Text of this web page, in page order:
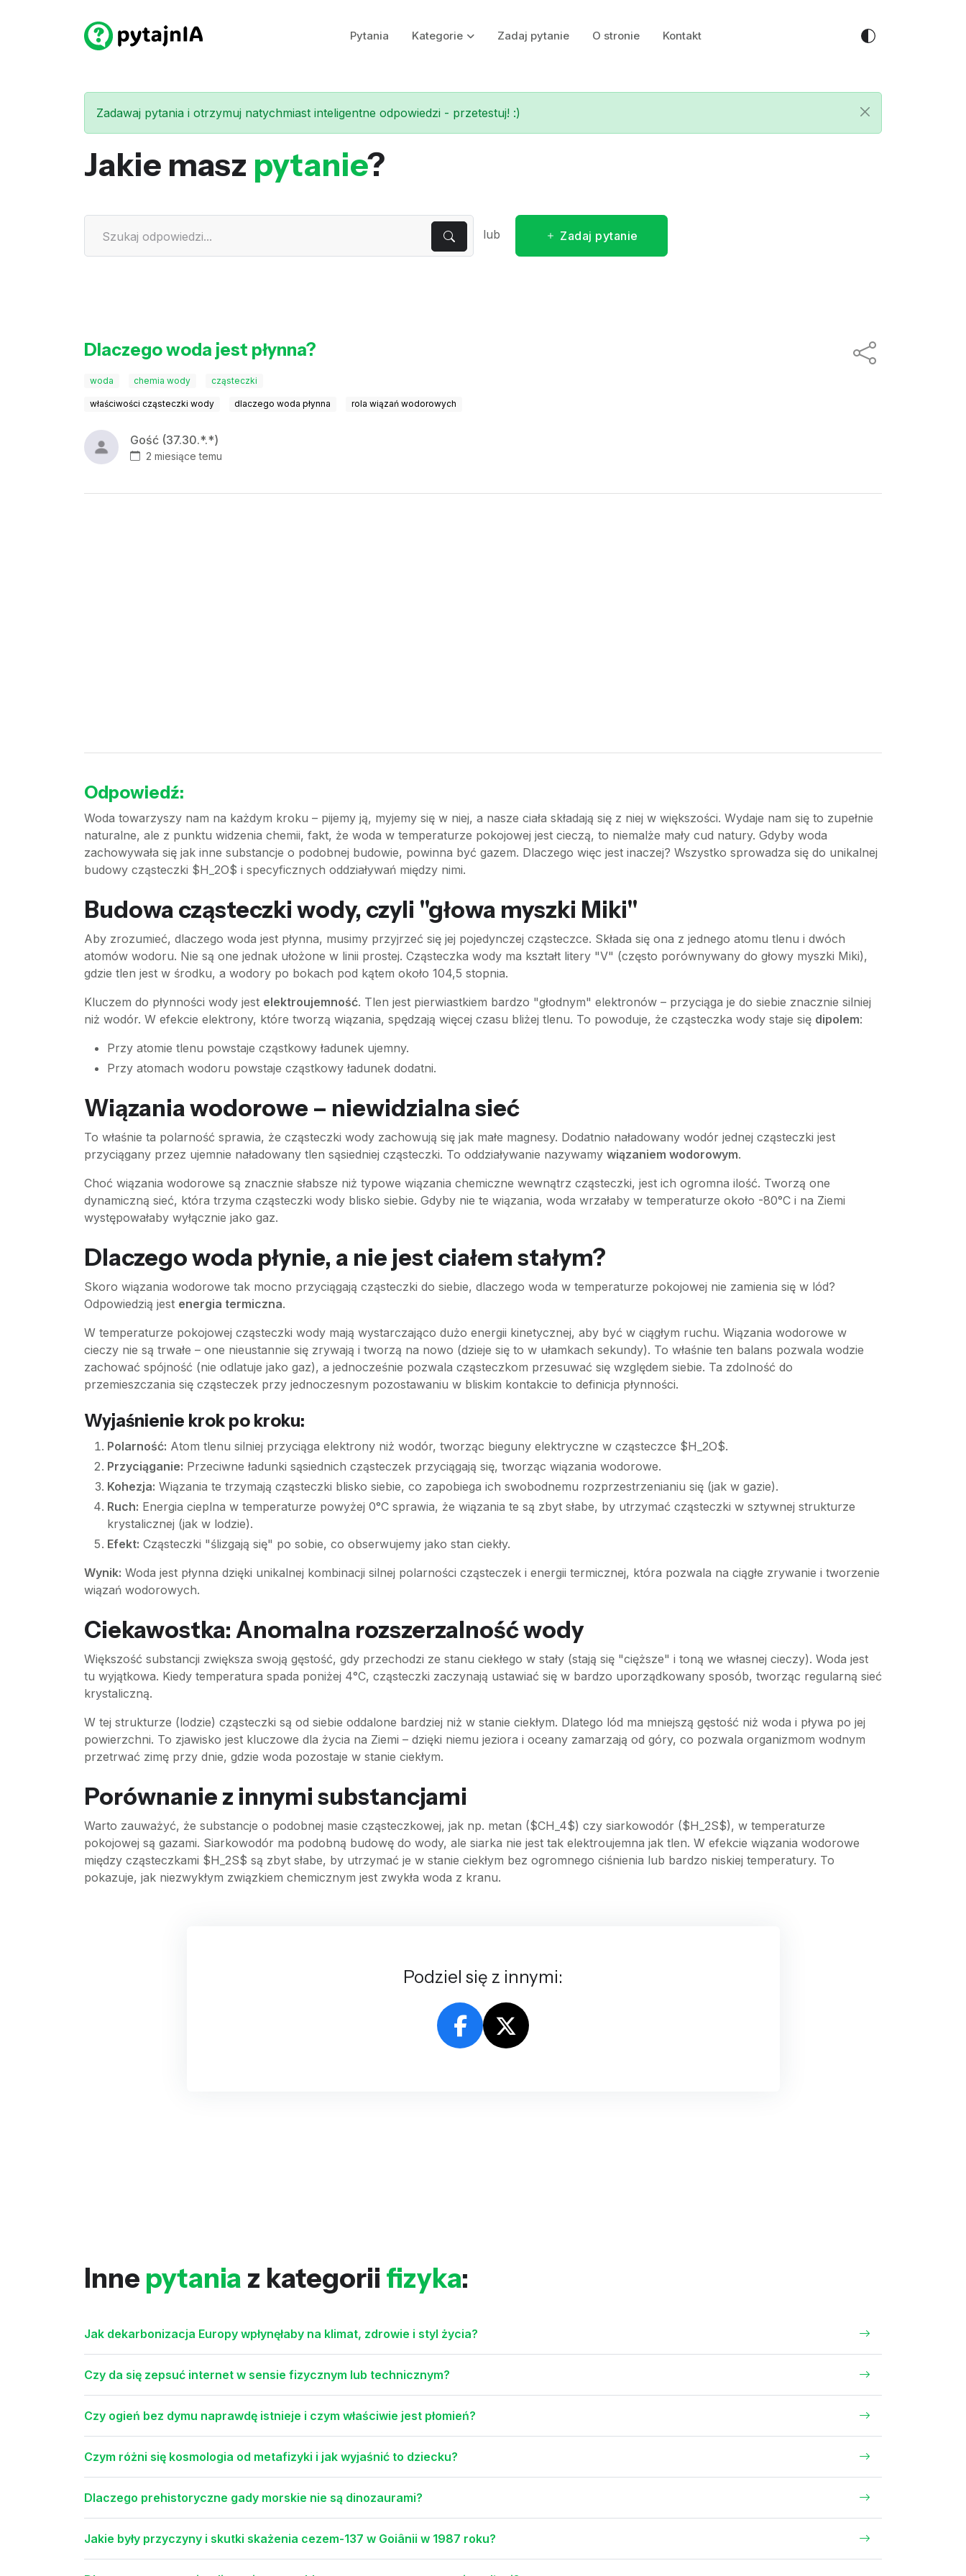
Pytania Kategorie Zadaj pytanie O stronie Kontakt
Zadawaj pytania i otrzymuj natychmiast inteligentne odpowiedzi - przetestuj! :)
Jakie masz pytanie?
lub Zadaj pytanie
Dlaczego woda jest płynna?
woda chemia wody cząsteczki
właściwości cząsteczki wody dlaczego woda płynna rola wiązań wodorowych
Gość (37.30.*.*)
2 miesiące temu
Odpowiedź:
Woda towarzyszy nam na każdym kroku – pijemy ją, myjemy się w niej, a nasze ciała składają się z niej w większości. Wydaje nam się to zupełnie
naturalne, ale z punktu widzenia chemii, fakt, że woda w temperaturze pokojowej jest cieczą, to niemalże mały cud natury. Gdyby woda
zachowywała się jak inne substancje o podobnej budowie, powinna być gazem. Dlaczego więc jest inaczej? Wszystko sprowadza się do unikalnej
budowy cząsteczki $H_2O$ i specyficznych oddziaływań między nimi.
Budowa cząsteczki wody, czyli "głowa myszki Miki"
Aby zrozumieć, dlaczego woda jest płynna, musimy przyjrzeć się jej pojedynczej cząsteczce. Składa się ona z jednego atomu tlenu i dwóch
atomów wodoru. Nie są one jednak ułożone w linii prostej. Cząsteczka wody ma kształt litery "V" (często porównywany do głowy myszki Miki),
gdzie tlen jest w środku, a wodory po bokach pod kątem około 104,5 stopnia.
Kluczem do płynności wody jest elektroujemność. Tlen jest pierwiastkiem bardzo "głodnym" elektronów – przyciąga je do siebie znacznie silniej
niż wodór. W efekcie elektrony, które tworzą wiązania, spędzają więcej czasu bliżej tlenu. To powoduje, że cząsteczka wody staje się dipolem:
Przy atomie tlenu powstaje cząstkowy ładunek ujemny.
Przy atomach wodoru powstaje cząstkowy ładunek dodatni.
Wiązania wodorowe – niewidzialna sieć
To właśnie ta polarność sprawia, że cząsteczki wody zachowują się jak małe magnesy. Dodatnio naładowany wodór jednej cząsteczki jest
przyciągany przez ujemnie naładowany tlen sąsiedniej cząsteczki. To oddziaływanie nazywamy wiązaniem wodorowym.
Choć wiązania wodorowe są znacznie słabsze niż typowe wiązania chemiczne wewnątrz cząsteczki, jest ich ogromna ilość. Tworzą one
dynamiczną sieć, która trzyma cząsteczki wody blisko siebie. Gdyby nie te wiązania, woda wrzałaby w temperaturze około -80°C i na Ziemi
występowałaby wyłącznie jako gaz.
Dlaczego woda płynie, a nie jest ciałem stałym?
Skoro wiązania wodorowe tak mocno przyciągają cząsteczki do siebie, dlaczego woda w temperaturze pokojowej nie zamienia się w lód?
Odpowiedzią jest energia termiczna.
W temperaturze pokojowej cząsteczki wody mają wystarczająco dużo energii kinetycznej, aby być w ciągłym ruchu. Wiązania wodorowe w
cieczy nie są trwałe – one nieustannie się zrywają i tworzą na nowo (dzieje się to w ułamkach sekundy). To właśnie ten balans pozwala wodzie
zachować spójność (nie odlatuje jako gaz), a jednocześnie pozwala cząsteczkom przesuwać się względem siebie. Ta zdolność do
przemieszczania się cząsteczek przy jednoczesnym pozostawaniu w bliskim kontakcie to definicja płynności.
Wyjaśnienie krok po kroku:
Polarność: Atom tlenu silniej przyciąga elektrony niż wodór, tworząc bieguny elektryczne w cząsteczce $H_2O$.
Przyciąganie: Przeciwne ładunki sąsiednich cząsteczek przyciągają się, tworząc wiązania wodorowe.
Kohezja: Wiązania te trzymają cząsteczki blisko siebie, co zapobiega ich swobodnemu rozprzestrzenianiu się (jak w gazie).
Ruch: Energia cieplna w temperaturze powyżej 0°C sprawia, że wiązania te są zbyt słabe, by utrzymać cząsteczki w sztywnej strukturze
krystalicznej (jak w lodzie).
Efekt: Cząsteczki "ślizgają się" po sobie, co obserwujemy jako stan ciekły.
Wynik: Woda jest płynna dzięki unikalnej kombinacji silnej polarności cząsteczek i energii termicznej, która pozwala na ciągłe zrywanie i tworzenie
wiązań wodorowych.
Ciekawostka: Anomalna rozszerzalność wody
Większość substancji zwiększa swoją gęstość, gdy przechodzi ze stanu ciekłego w stały (stają się "cięższe" i toną we własnej cieczy). Woda jest
tu wyjątkowa. Kiedy temperatura spada poniżej 4°C, cząsteczki zaczynają ustawiać się w bardzo uporządkowany sposób, tworząc regularną sieć
krystaliczną.
W tej strukturze (lodzie) cząsteczki są od siebie oddalone bardziej niż w stanie ciekłym. Dlatego lód ma mniejszą gęstość niż woda i pływa po jej
powierzchni. To zjawisko jest kluczowe dla życia na Ziemi – dzięki niemu jeziora i oceany zamarzają od góry, co pozwala organizmom wodnym
przetrwać zimę przy dnie, gdzie woda pozostaje w stanie ciekłym.
Porównanie z innymi substancjami
Warto zauważyć, że substancje o podobnej masie cząsteczkowej, jak np. metan ($CH_4$) czy siarkowodór ($H_2S$), w temperaturze
pokojowej są gazami. Siarkowodór ma podobną budowę do wody, ale siarka nie jest tak elektroujemna jak tlen. W efekcie wiązania wodorowe
między cząsteczkami $H_2S$ są zbyt słabe, by utrzymać je w stanie ciekłym bez ogromnego ciśnienia lub bardzo niskiej temperatury. To
pokazuje, jak niezwykłym związkiem chemicznym jest zwykła woda z kranu.
Podziel się z innymi:
Inne pytania z kategorii fizyka:
Jak dekarbonizacja Europy wpłynęłaby na klimat, zdrowie i styl życia?
Czy da się zepsuć internet w sensie fizycznym lub technicznym?
Czy ogień bez dymu naprawdę istnieje i czym właściwie jest płomień?
Czym różni się kosmologia od metafizyki i jak wyjaśnić to dziecku?
Dlaczego prehistoryczne gady morskie nie są dinozaurami?
Jakie były przyczyny i skutki skażenia cezem-137 w Goiânii w 1987 roku?